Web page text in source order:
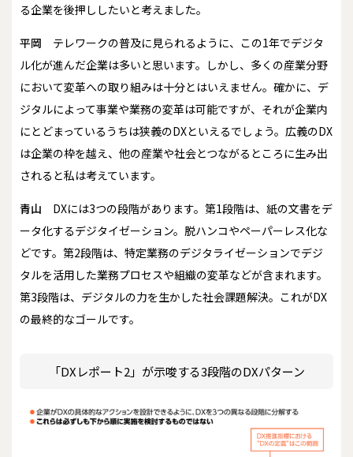
る企業を後押ししたいと考えました。
平岡 テレワークの普及に見られるように、この1年でデジタ
ル化が進んだ企業は多いと思います。しかし、多くの産業分野
において変革への取り組みは十分とはいえません。確かに、デ
ジタルによって事業や業務の変革は可能ですが、それが企業内
にとどまっているうちは狭義のDXといえるでしょう。広義のDX
は企業の枠を越え、他の産業や社会とつながるところに生み出
されると私は考えています。
青山 DXには3つの段階があります。第1段階は、紙の文書をデ
ータ化するデジタイゼーション。脱ハンコやペーパーレス化な
どです。第2段階は、特定業務のデジタライゼーションでデジ
タルを活用した業務プロセスや組織の変革などが含まれます。
第3段階は、デジタルの力を生かした社会課題解決。これがDX
の最終的なゴールです。
「DXレポート2」が示唆する3段階のDXパターン